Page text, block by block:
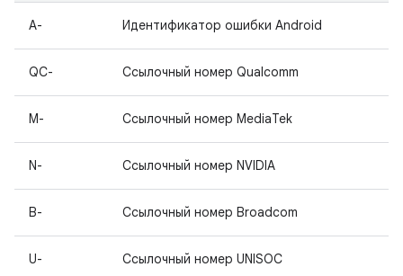
A- Идентификатор ошибки Android
QC- Ссылочный номер Qualcomm
M- Ссылочный номер MediaTek
N- Ссылочный номер NVIDIA
B- Ссылочный номер Broadcom
U- Ссылочный номер UNISOC